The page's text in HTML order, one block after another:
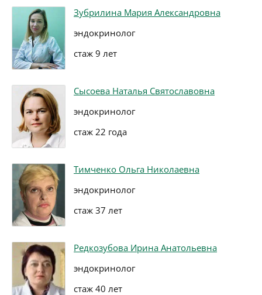
Зубрилина Мария Александровна
эндокринолог
стаж 9 лет
Сысоева Наталья Святославовна
эндокринолог
стаж 22 года
Тимченко Ольга Николаевна
эндокринолог
стаж 37 лет
Редкозубова Ирина Анатольевна
эндокринолог
стаж 40 лет